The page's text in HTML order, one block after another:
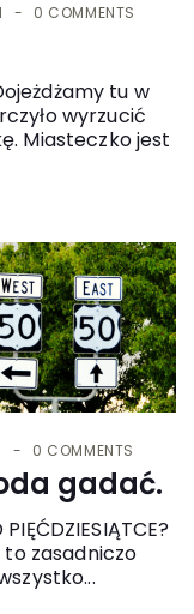
0 COMMENTS
tu w
wyrzucić
Miasteczko jest
0 COMMENTS
gadać.
to zasadniczo